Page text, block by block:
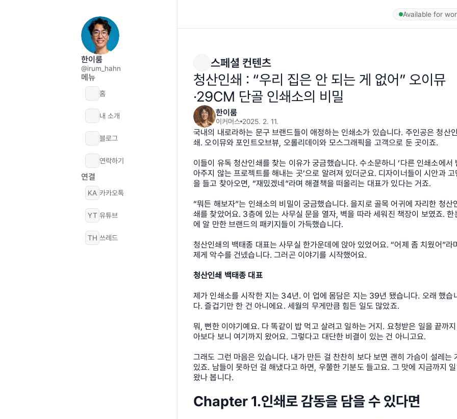
한이룸
@irum_hahn
메뉴
홈
내 소개
블로그
연락하기
연결
KA 카카오톡
YT 유튜브
TH 쓰레드
Available for
스페셜 컨텐츠
청산인쇄 : “우리 집은 안 되는 게 없어” 오이뮤
·29CM 단골 인쇄소의 비밀
한이룸
이커머스 2025. 2. 11.
국내의 내로라하는 문구 브랜드들이 애정하는 인쇄소가 있습니다. 주인공은 청산
쇄. 오이뮤와 포인트오브뷰, 오롤리데이와 모스그래픽을 고객으로 둔 곳이죠.
이들이 유독 청산인쇄를 찾는 이유가 궁금했습니다. 수소문하니 ‘다른 인쇄소에서
아주지 않는 프로젝트를 해내는 곳’으로 알려져 있더군요. 디자이너들이 시안과 고
을 들고 찾아오면, “재밌겠네”라며 해결책을 떠올리는 대표가 있다는 거죠.
“뭐든 해보자”는 인쇄소의 비밀이 궁금했습니다. 을지로 골목 어귀에 자리한 청산
쇄를 찾았어요. 3층에 있는 사무실 문을 열자, 벽을 따라 세워진 책장이 보였죠. 한
에 알 만한 브랜드의 패키지들이 가득했습니다.
청산인쇄의 백태종 대표는 사무실 한가운데에 앉아 있었어요. “어제 좀 치웠어”라
제게 악수를 건넸습니다. 그러곤 이야기를 시작했어요.
청산인쇄 백태종 대표
제가 인쇄소를 시작한 지는 34년. 이 업에 몸담은 지는 39년 됐습니다. 오래 했습
다. 즐겁기만 한 건 아니에요. 세월의 무게만큼 힘든 일도 많았죠.
뭐, 뻔한 이야기예요. 다 똑같이 밥 먹고 살려고 일하는 거지. 요청받은 일을 끝까
아보다 보니 여기까지 왔어요. 그렇다고 대단한 비결이 있는 건 아니고요.
그래도 그런 마음은 있습니다. 내가 만든 걸 찬찬히 보다 보면 괜히 가슴이 설레는
있죠. 남들이 못하던 걸 해냈다고 하면, 우쭐한 기분도 들고요. 그 맛에 지금까지
왔나 봅니다.
Chapter 1.인쇄로 감동을 담을 수 있다면